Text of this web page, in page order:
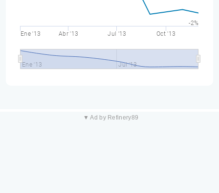
Ene '13 Abr '13 Jul '13 Oct '13
Ene '13 Jul '13
-2%
▼ Ad by Refinery89